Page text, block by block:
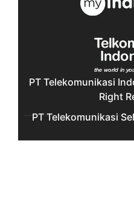
PT Telekomunikasi
Right
PT Telekomunikasi